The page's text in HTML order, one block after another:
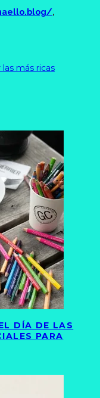
,
más ricas
DÍA DE LAS
PARA